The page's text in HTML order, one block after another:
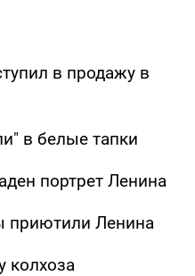
в продажу в
в белые тапки
портрет Ленина
приютили Ленина
колхоза